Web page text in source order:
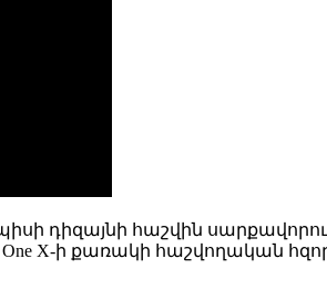
դիզայնի հաշվին
X-ի քառակի հաշվողական